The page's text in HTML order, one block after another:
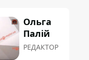
Ольга
Палій
РЕДАКТОР